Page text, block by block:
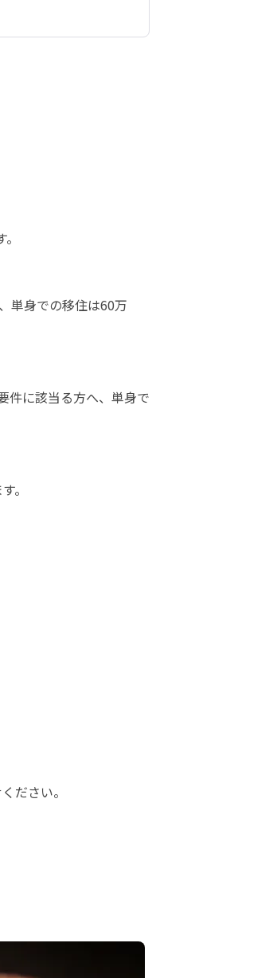
単身での移住は60万
件に該当る方へ、単身で
。
ださい。